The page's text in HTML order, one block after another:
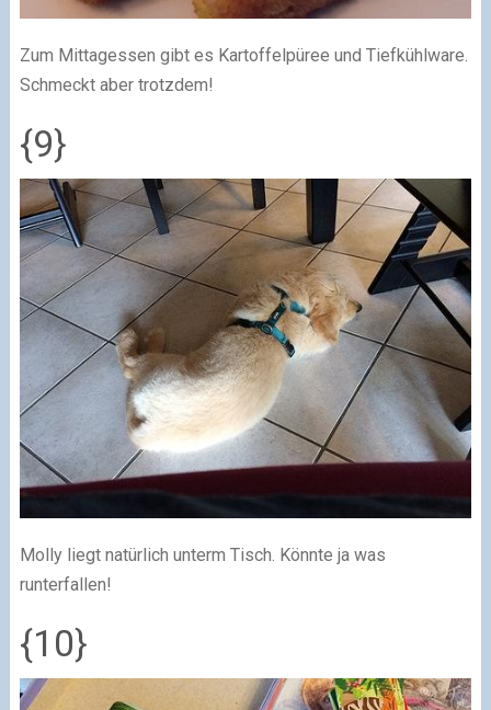
Zum Mittagessen gibt es Kartoffelpüree und Tiefkühlware.
Schmeckt aber trotzdem!
{9}
Molly liegt natürlich unterm Tisch. Könnte ja was
runterfallen!
{10}